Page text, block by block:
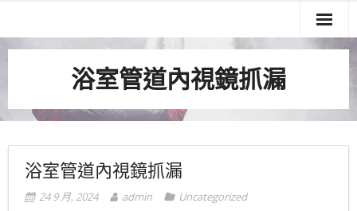
關於我們
服務項目
實績案例
服務流程
聯絡我們
浴室管道內視鏡抓漏
浴室管道內視鏡抓漏
24 9 月, 2024 admin
Uncategorized